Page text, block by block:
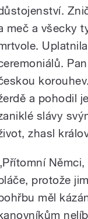
meč a všecky
a pohodil
slávy
zhasl
protože
měl